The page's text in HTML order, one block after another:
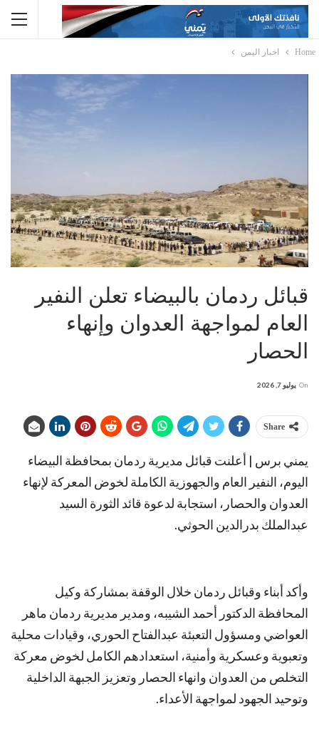
Home اخبار اليمن
قبائل ردمان بالبيضاء تعلن النفير
العام لمواجهة العدوان وإنهاء
الحصار
On يوليو 7, 2026
Share
يمني برس | أعلنت قبائل مديرية ردمان بمحافظة البيضاء
اليوم، النفير العام والجهوزية الكاملة لخوض المعركة لإنهاء
العدوان والحصار، استجابة لدعوة قائد الثورة السيد
عبدالملك بدرالدين الحوثي.
وأكد أبناء وقبائل ردمان خلال الوقفة بمشاركة وكيل
المحافظة الدكتور أحمد الشيبه، ومدير مديرية ردمان ماهر
العواضي ومسؤول التعبئة عبدالفتاح الحوري، وقيادات محلية
وتعبوية وعسكرية وأمنية، استعدادهم الكامل لخوض معركة
التخلص من العدوان وانهاء الحصار وتعزيز الجبهة الداخلية
وتوحيد الجهود لمواجهة الأعداء.